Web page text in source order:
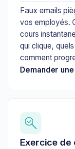
Faux emails
vos employés.
cours
qui clique,
comment
Demander
Exercice de